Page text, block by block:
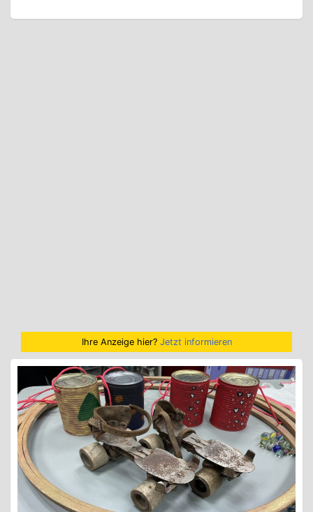
Ihre Anzeige hier? Jetzt informieren